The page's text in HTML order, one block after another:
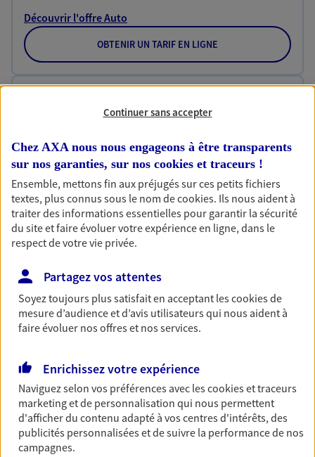
Découvrir l'offre Auto
OBTENIR UN TARIF EN LIGNE
Votre logement est unique, comme vous. Le
protégeant ce qui vous tient à coeur.
Découvrir l'offre Habitation
OBTENIR UN TARIF EN LIGNE
Bricoleuse, féru de jardinage, pâtissier en herbe
ou grande lectrice… personne n'est à l'abri d'un
accident du quotidien. Avec Ma Protection
Accident, protégez votre qualité de vie et vos
Découvrir l'offre Garantie Accidents de la Vie
OBTENIR UN TARIF EN LIGNE
Multirisque Entreprise
Continuer sans accepter
Chez AXA nous nous engageons à être transparents
sur nos garanties, sur nos cookies et traceurs !
Ensemble, mettons fin aux préjugés sur ces petits fichiers
textes, plus connus sous le nom decookies. Ils nous aident à
traiter des informations essentielles pour garantir la sécurité
du site et faire évoluer votre expérience en ligne, dans le
respect de votre vie privée.
Partagez vos attentes
Soyez toujours plus satisfait en acceptant lescookiesde
mesure d’audience et d’avis utilisateurs qui nous aident à
faire évoluer nos offres et nos services.
Enrichissez votre expérience
Naviguez selon vos préférences avec lescookies et traceurs
marketing et de personnalisation qui nous permettent
d'afficher du contenu adapté à vos centres d'intérêts, des
publicités personnalisées et de suivre la performance de nos
campagnes.